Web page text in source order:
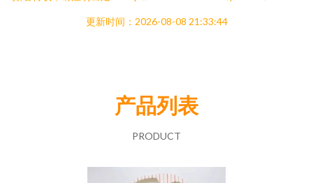
更新时间：2026-08-08 21:33:44
产品列表
PRODUCT